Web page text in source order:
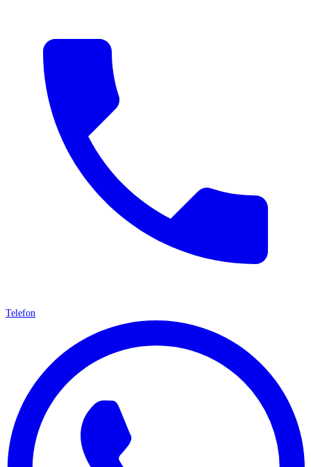
Telefon